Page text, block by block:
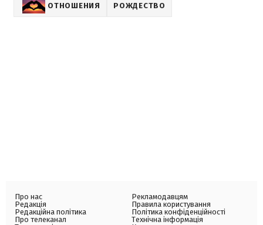
ОТНОШЕНИЯ РОЖДЕСТВО
Про нас
Редакція
Редакційна політика
Про телеканал
Рекламодавцям
Правила користування
Політика конфіденційності
Технічна інформація